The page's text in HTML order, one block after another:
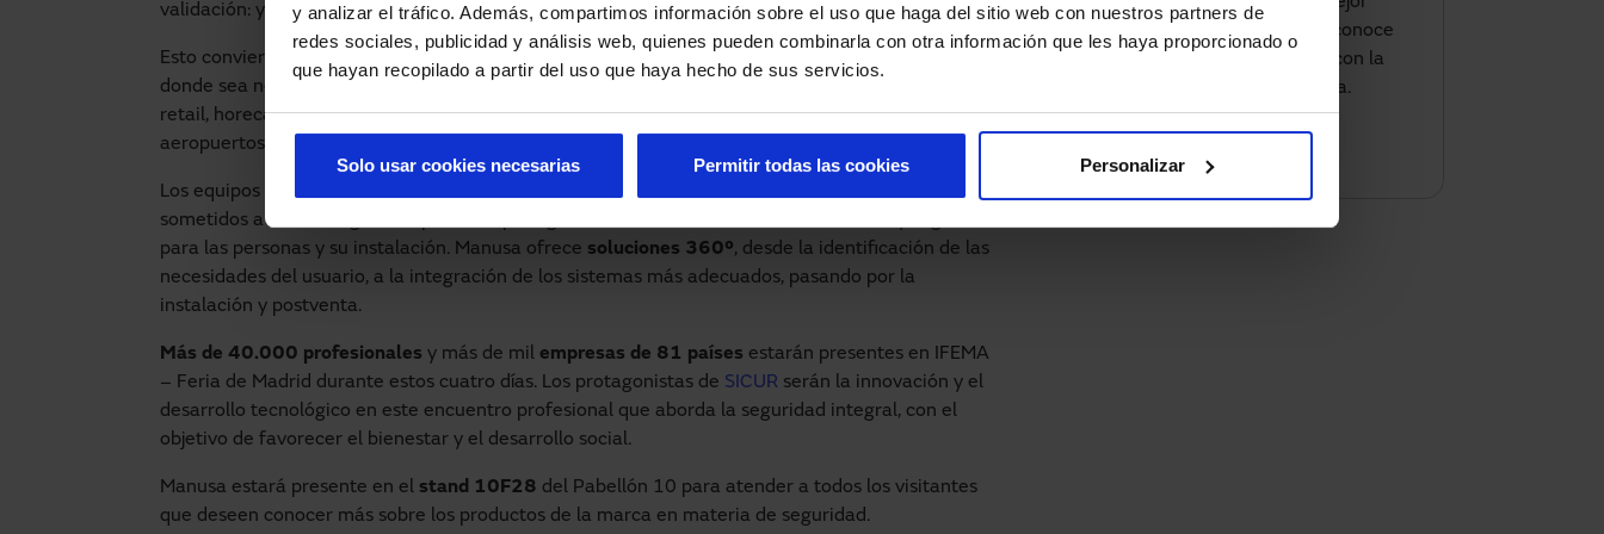
y analizar el tráfico. Además, compartimos información sobre el uso que haga del sitio web con nuestros partners de
redes sociales, publicidad y análisis web, quienes pueden combinarla con otra información que les haya proporcionado o
que hayan recopilado a partir del uso que haya hecho de sus servicios.
Solo usar cookies necesarias Personalizar
Permitir todas las cookies
validación: ya sea un lector de tarjetas, la identificación de radiofrecuencia RFID o digital.
Esto convierte a los sistemas de control de acceso y seguridad de Manusa en una opción ideal
donde sea necesaria la instalación de
retail, horeca, industria, edificios de oficinas, intercambiadores de transporte, hospitales,
aeropuertos, entre otros tipos de proyectos.
Los equipos de control de accesos están fabricados con
sometidos a los más rigurosos procesos para garantizar un funcionamiento excelente y seguro
para las personas y su instalación. Manusa ofrece soluciones 360º, desde la identificación de las
necesidades del usuario, a la integración de los sistemas más adecuados, pasando por la
instalación y postventa.
Más de 40.000 profesionales y más de mil empresas de 81 países estarán presentes en IFEMA
– Feria de Madrid durante estos cuatro días. Los protagonistas de SICUR serán la innovación y el
desarrollo tecnológico en este encuentro profesional que aborda la seguridad integral, con el
objetivo de favorecer el bienestar y el desarrollo social.
Manusa estará presente en el stand 10F28 del Pabellón 10 para atender a todos los visitantes
que deseen conocer más sobre los productos de la marca en materia de seguridad.
experiencia a tus clientes, conoce
como podemos ayudarte con la
solución más adecuada.
Contáctanos